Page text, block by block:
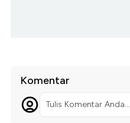
Komentar
Tulis Komentar Anda...